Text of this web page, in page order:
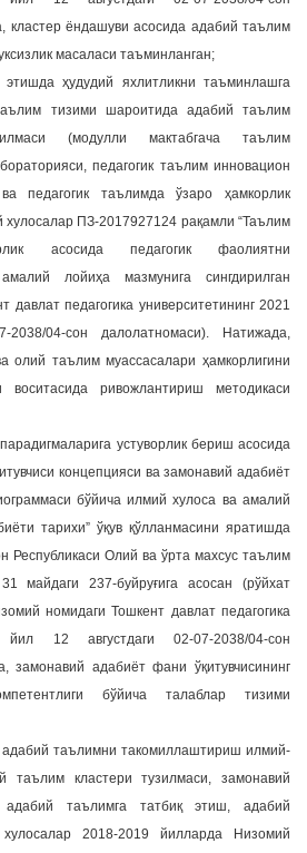
кластер ёндашуви асосида адабий таълим
масаласи таъминланган;
ҳудудий яхлитликни таъминлашга
тизими шароитида адабий таълим
(модулли мактабгача таълим
педагогик таълим инновацион
педагогик таълимда ўзаро ҳамкорлик
ПЗ-2017927124 рақамли “Таълим
асосида педагогик фаолиятни
лойиҳа мазмунига сингдирилган
давлат педагогика университетининг 2021
2038/04-сон далолатномаси). Натижада,
олий таълим муассасалари ҳамкорлигини
ривожлантириш методикаси
устуворлик бериш асосида
концепцияси ва замонавий адабиёт
бўйича илмий хулоса ва амалий
тарихи” ўқув қўлланмасини яратишда
Республикаси Олий ва ўрта махсус таълим
майдаги 237-буйруғига асосан (рўйхат
номидаги Тошкент давлат педагогика
йил 12 августдаги 02-07-2038/04-сон
замонавий адабиёт фани ўқитувчисининг
бўйича талаблар тизими
адабий таълимни такомиллаштириш илмий-
таълим кластери тузилмаси, замонавий
адабий таълимга татбиқ этиш, адабий
2018-2019 йилларда Низомий